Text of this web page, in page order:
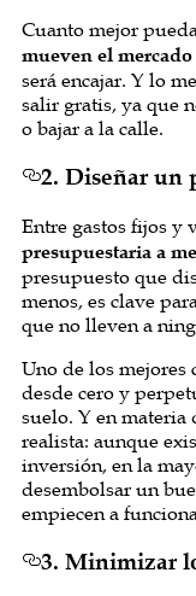
Cuanto mejor
mueven el mercado
será encajar. Y lo
salir gratis, ya que
o bajar a la calle.
2. Diseñar un
Entre gastos fijos y
presupuestaria a
presupuesto que
menos, es clave
que no lleven a
Uno de los mejores
desde cero y
suelo. Y en materia
realista: aunque
inversión, en la
desembolsar un
empiecen a
3. Minimizar